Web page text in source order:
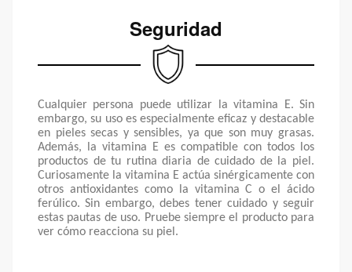
Seguridad
Cualquier persona puede utilizar la vitamina E. Sin
embargo, su uso es especialmente eficaz y destacable
en pieles secas y sensibles, ya que son muy grasas.
Además, la vitamina E es compatible con todos los
productos de tu rutina diaria de cuidado de la piel.
Curiosamente la vitamina E actúa sinérgicamente con
otros antioxidantes como la vitamina C o el ácido
ferúlico. Sin embargo, debes tener cuidado y seguir
estas pautas de uso. Pruebe siempre el producto para
ver cómo reacciona su piel.